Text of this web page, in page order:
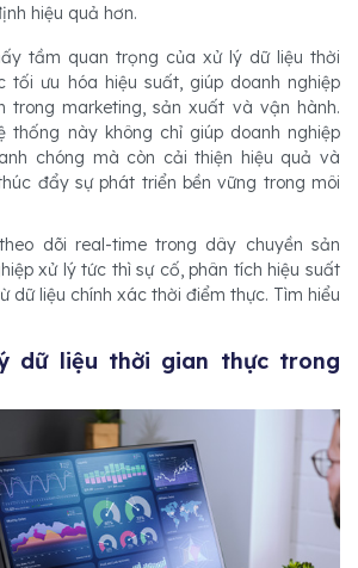
hiệu quả hơn.
tầm quan trọng của xử lý dữ liệu thời
tối ưu hóa hiệu suất, giúp doanh nghiệp
marketing, sản xuất và vận hành.
thống này không chỉ giúp doanh nghiệp
chóng mà còn cải thiện hiệu quả và
đẩy sự phát triển bền vững trong môi
dõi real-time trong dây chuyền sản
xử lý tức thì sự cố, phân tích hiệu suất
dữ liệu chính xác thời điểm thực. Tìm hiểu
dữ liệu thời gian thực trong